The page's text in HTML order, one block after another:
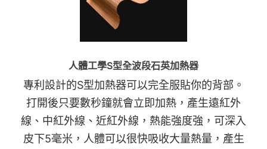
人體工學S型全波段石英加熱器
專利設計的S型加熱器可以完全服貼你的背部。
打開後只要數秒鐘就會立即加熱，產生遠紅外
線、中紅外線、近紅外線，熱能強度強，可深入
皮下5毫米，人體可以很快吸收大量熱量，產生